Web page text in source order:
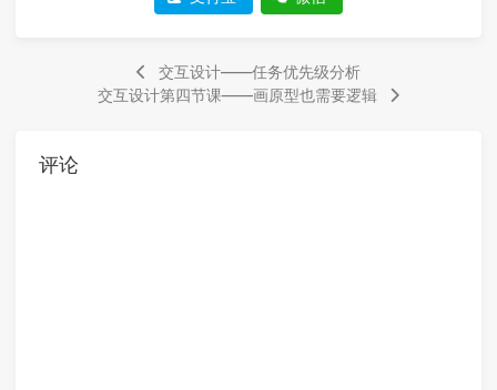
交互设计——任务优先级分析
交互设计第四节课——画原型也需要逻辑
评论